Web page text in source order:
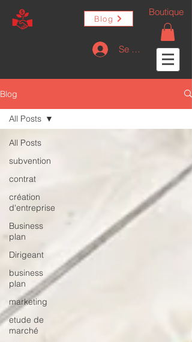
Blog
Se connecter
Boutique
Blog
All Posts
subvention
contrat
création
d'entreprise
Business
plan
Dirigeant
business
plan
marketing
etude de
marché
All Posts